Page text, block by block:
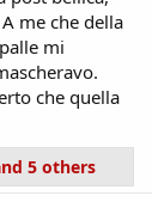
me che della
mi
che quella
5 others